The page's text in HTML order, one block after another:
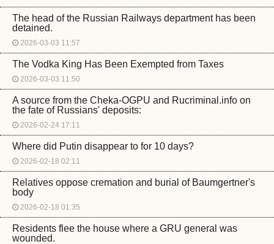
The head of the Russian Railways department has been
detained.
2026-03-03 11:57
The Vodka King Has Been Exempted from Taxes
2026-03-03 11:50
A source from the Cheka-OGPU and Rucriminal.info on
the fate of Russians' deposits:
2026-02-24 17:11
Where did Putin disappear to for 10 days?
2026-02-18 02:11
Relatives oppose cremation and burial of Baumgertner's
body
2026-02-18 01:35
Residents flee the house where a GRU general was
wounded.